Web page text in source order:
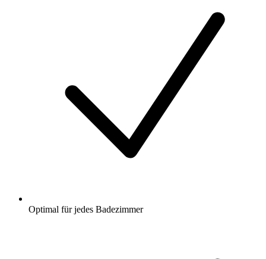
Optimal für jedes Badezimmer